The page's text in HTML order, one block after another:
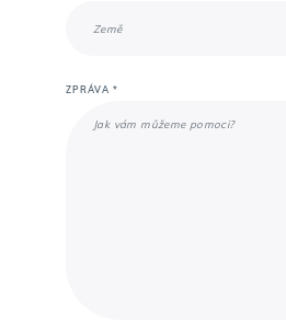
ZPRÁVA *